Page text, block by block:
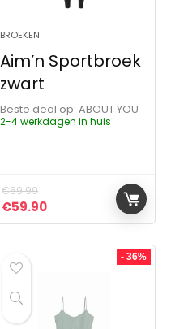
BROEKEN
Aim’n Sportbroek
zwart
Beste deal op:
ABOUT YOU
2-4 werkdagen in huis
€69.99
Oorspronkelijke prijs
€59.90Huidige prijs is:
- 36%